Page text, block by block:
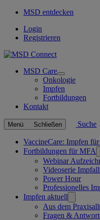
MSD entdecken
Login
Registrieren
MSD Care
Open
submenu
Onkologie
Impfen
Fortbildungen
Kontakt
Menü Schließen Suche
Verknüpfte
Seiten
VaccineCare: Impfen
Fortbildungen für MFA
Webinar
Videoserie
Power Hour
Professionelles
Impfen aktuell
Aus dem
Fragen &